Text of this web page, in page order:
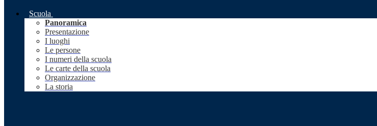
Scuola
Panoramica
Presentazione
I luoghi
Le persone
I numeri della scuola
Le carte della scuola
Organizzazione
La storia